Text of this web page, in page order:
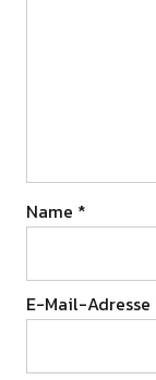
Name *
E-Mail-Adresse